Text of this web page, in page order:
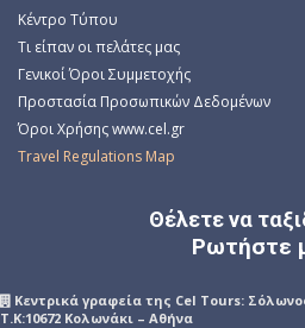
Κέντρο Τύπου
Τι είπαν οι πελάτες μας
Γενικοί Όροι Συμμετοχής
Προστασία Προσωπικών Δεδομένων
Όροι Χρήσης www.cel.gr
Travel Regulations Map
Θέλετε να
Ρωτήστε
Kεντρικά γραφεία της Cel Tours:
Τ.Κ:10672 Κολωνάκι – Αθήνα